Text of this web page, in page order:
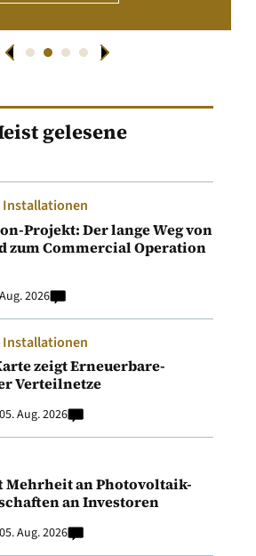
gelesene
Installationen
Projekt: Der lange Weg von
zum Commercial Operation
2026
Installationen
zeigt Erneuerbare-
Verteilnetze
05. Aug. 2026
Mehrheit an Photovoltaik-
an Investoren
05. Aug. 2026